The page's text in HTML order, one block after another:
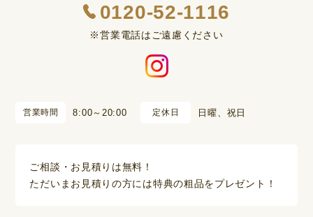
0120-52-1116
※営業電話はご遠慮ください
営業時間 8:00～20:00 定休日 日曜、祝日
ご相談・お見積りは無料！
ただいまお見積りの方には特典の粗品をプレゼント！